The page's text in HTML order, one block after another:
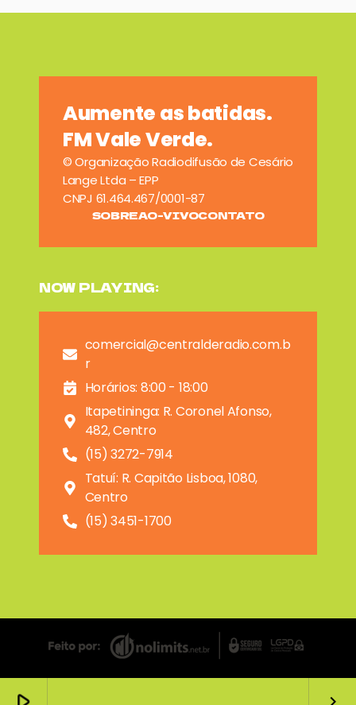
Aumente as batidas.
FM Vale Verde.
© Organização Radiodifusão de Cesário
Lange Ltda – EPP
CNPJ 61.464.467/0001-87
SOBREAO-VIVOCONTATO
comercial@centralderadio.com.b
r
Horários: 8:00 - 18:00
Itapetininga: R. Coronel Afonso,
482, Centro
(15) 3272-7914
Tatuí: R. Capitão Lisboa, 1080,
Centro
(15) 3451-1700
NOW PLAYING: